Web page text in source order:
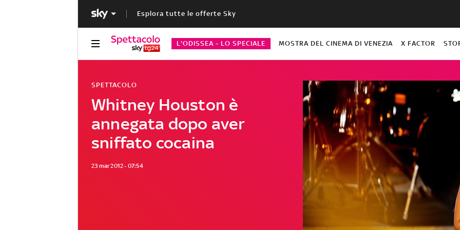
Esplora tutte le offerte Sky
L'ODISSEA - LO SPECIALE MOSTRA DEL CINEMA DI VENEZIA X FACTOR
Whitney Houston è
annegata dopo aver
sniffato cocaina
SPETTACOLO
23 mar 2012 - 07:54